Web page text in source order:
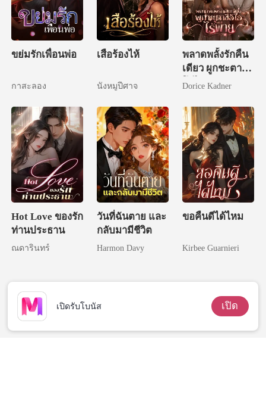
ขย่มรักเพื่อนพ่อ
กาสะลอง
เสือร้องไห้
นังหมูปีศาจ
พลาดพลั้งรักคืน
เดียว ผูกชะตาซีอี
โอไร้พ่าย
Dorice Kadner
Hot Love ของรัก
ท่านประธาน
ณดารินทร์
วันที่ฉันตาย และ
กลับมามีชีวิต
Harmon Davy
ขอคืนดีได้ไหม
Kirbee Guarnieri
เปิดรับโบนัส เปิด